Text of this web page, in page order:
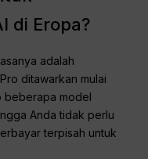
di Eropa?
adalah
ditawarkan mulai
beberapa model
Anda tidak perlu
terpisah untuk